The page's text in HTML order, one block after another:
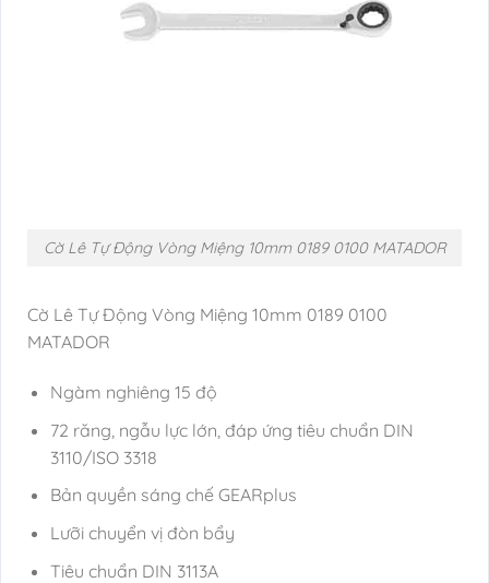
Cờ Lê Tự Động Vòng Miệng 10mm 0189 0100 MATADOR
Cờ Lê Tự Động Vòng Miệng 10mm 0189 0100
MATADOR
Ngàm nghiêng 15 độ
72 răng, ngẫu lực lớn, đáp ứng tiêu chuẩn DIN
3110/ISO 3318
Bản quyền sáng chế GEARplus
Lưỡi chuyển vị đòn bẩy
Tiêu chuẩn DIN 3113A